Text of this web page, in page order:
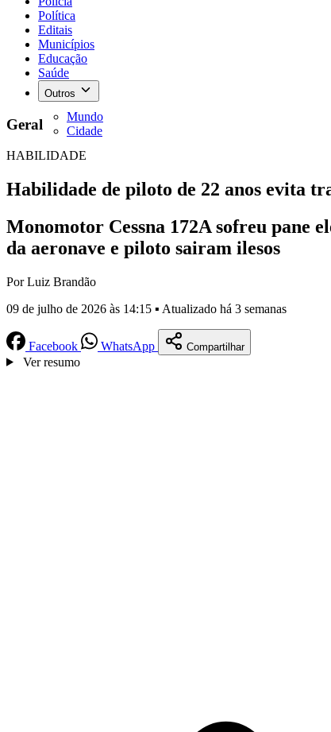
Política
Editais
Municípios
Educação
Saúde
Outros
Mundo
Cidade
Geral
HABILIDADE
Habilidade de piloto de 22 anos evita
Monomotor Cessna 172A sofreu pane
da aeronave e piloto sairam ilesos
Por Luiz Brandão
09 de julho de 2026 às 14:15 ▪ Atualizado há 3 semanas
Facebook WhatsApp Compartilhar
Ver resumo